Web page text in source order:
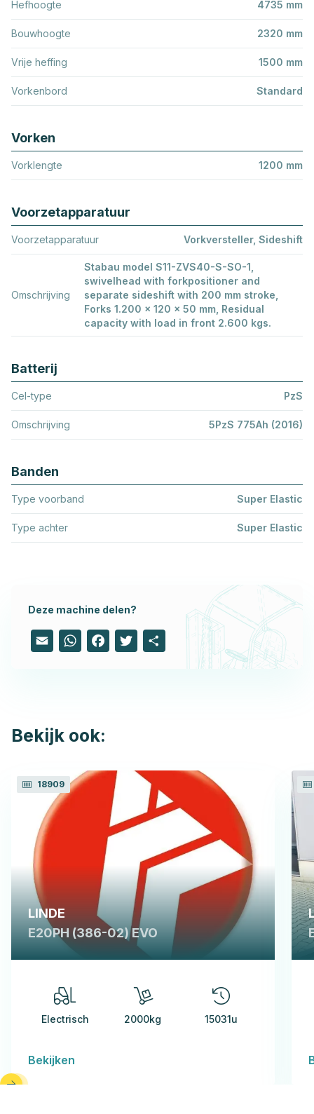
Hefhoogte 4735 mm
Bouwhoogte 2320 mm
Vrije heffing 1500 mm
Vorkenbord Standard
Vorken
Vorklengte 1200 mm
Voorzetapparatuur
Voorzetapparatuur Vorkversteller, Sideshift
Omschrijving
Stabau model S11-ZVS40-S-SO-1,
swivelhead with forkpositioner and
separate sideshift with 200 mm stroke,
Forks 1.200 x 120 x 50 mm, Residual
capacity with load in front 2.600 kgs.
Batterij
Cel-type PzS
Omschrijving 5PzS 775Ah (2016)
Banden
Type voorband Super Elastic
Type achter Super Elastic
Deze machine delen?
Email WhatsAppFacebook
Twitter
Bekijk ook:
18909
LINDE
E20PH (386-02) EVO
Electrisch 2000kg 15031u
Bekijken